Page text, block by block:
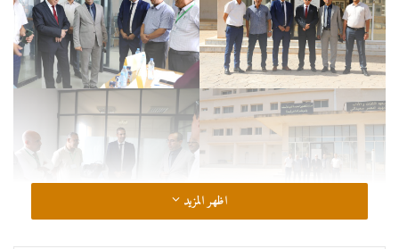
اظهر المزيد